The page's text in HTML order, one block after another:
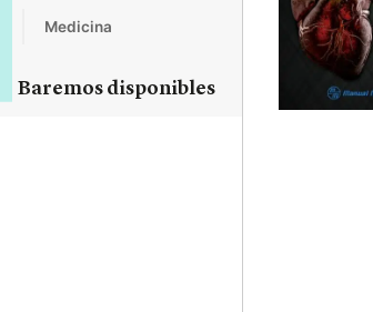
Medicina
Baremos disponibles